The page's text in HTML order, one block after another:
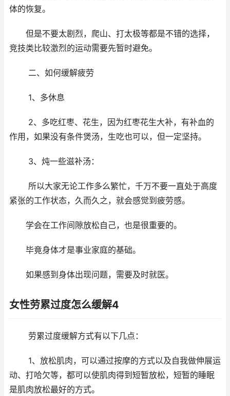
体的恢复。
但是不要太剧烈，爬山、打太极等都是不错的选择，
竞技类比较激烈的运动需要先暂时避免。
二、如何缓解疲劳
1、多休息
2、多吃红枣、花生，因为红枣花生大补，有补血的
作用，如果没有条件煲汤，生吃也可以，但一定坚持。
3、炖一些滋补汤：
所以大家无论工作多么繁忙，千万不要一直处于高度
紧张的工作状态，久而久之，就会感觉到疲劳感。
学会在工作间隙放松自己，也是很重要的。
毕竟身体才是事业家庭的基础。
如果感到身体出现问题，需要及时就医。
女性劳累过度怎么缓解4
劳累过度缓解方式有以下几点：
1、放松肌肉，可以通过按摩的方式以及自我做伸展运
动、打哈欠等，都可以使肌肉得到短暂放松，短暂的睡眠
是肌肉放松最好的方式。